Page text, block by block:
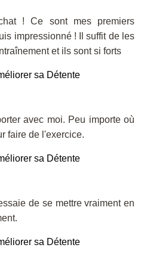
! Ce sont mes premiers
impressionné ! Il suffit de les
et ils sont si forts
avec moi. Peu importe où
faire de l'exercice.
de se mettre vraiment en